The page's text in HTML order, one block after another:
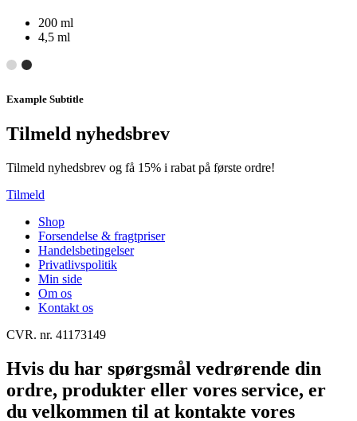
200 ml
4,5 ml
Example Subtitle
Tilmeld nyhedsbrev
Tilmeld nyhedsbrev og få 15% i rabat på første ordre!
Tilmeld
Shop
Forsendelse & fragtpriser
Handelsbetingelser
Privatlivspolitik
Min side
Om os
Kontakt os
CVR. nr. 41173149
Hvis du har spørgsmål vedrørende din
ordre, produkter eller vores service, er
du velkommen til at kontakte vores